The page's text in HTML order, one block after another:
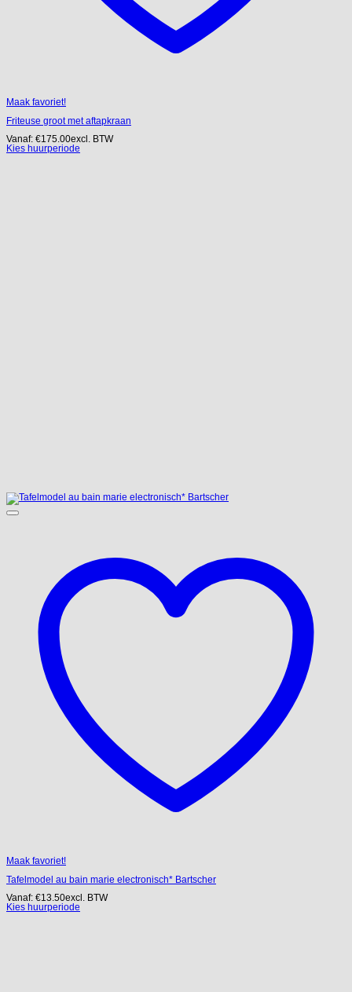
Maak favoriet!
Friteuse groot met aftapkraan
Vanaf: €175.00excl. BTW
Kies huurperiode
Maak favoriet!
Tafelmodel au bain marie electronisch* Bartscher
Vanaf: €13.50excl. BTW
Kies huurperiode